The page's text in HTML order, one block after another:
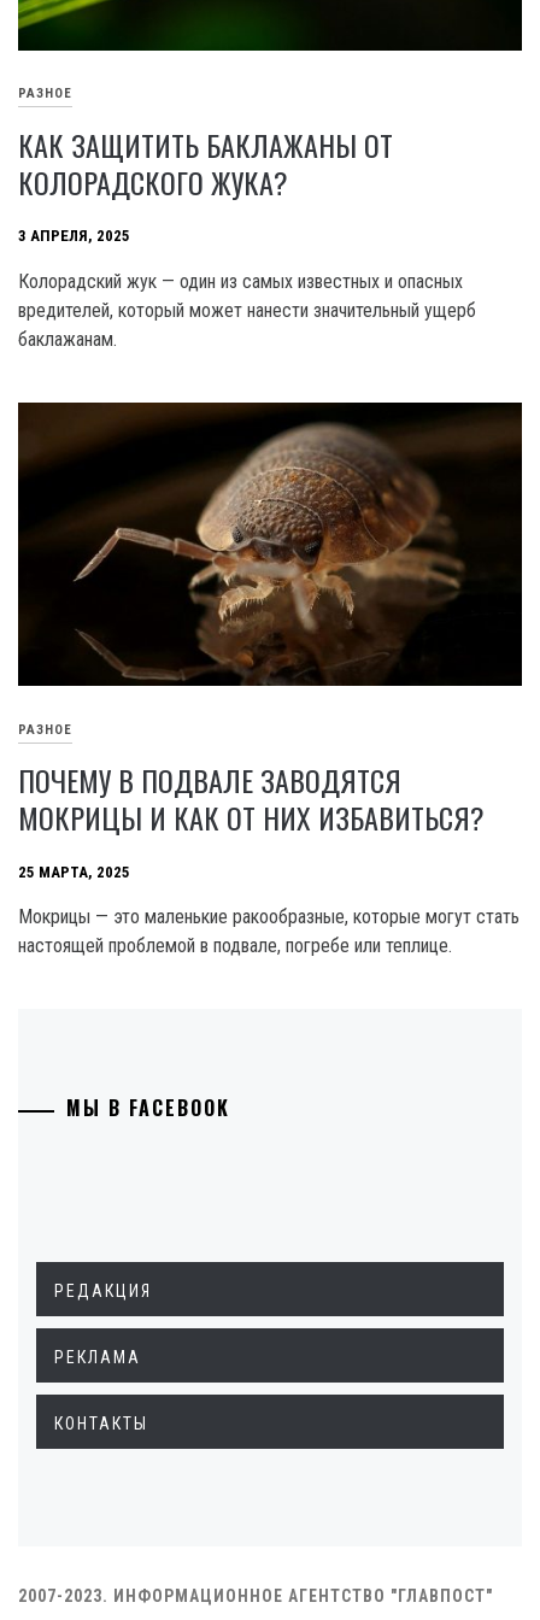
РАЗНОЕ
КАК ЗАЩИТИТЬ БАКЛАЖАНЫ ОТ
КОЛОРАДСКОГО ЖУКА?
3 АПРЕЛЯ, 2025
Колорадский жук — один из самых известных и опасных
вредителей, который может нанести значительный ущерб
баклажанам.
РАЗНОЕ
ПОЧЕМУ В ПОДВАЛЕ ЗАВОДЯТСЯ
МОКРИЦЫ И КАК ОТ НИХ ИЗБАВИТЬСЯ?
25 МАРТА, 2025
Мокрицы — это маленькие ракообразные, которые могут стать
настоящей проблемой в подвале, погребе или теплице.
МЫ В FACEBOOK
РЕДАКЦИЯ
РЕКЛАМА
КОНТАКТЫ
2007-2023. ИНФОРМАЦИОННОЕ АГЕНТСТВО "ГЛАВПОСТ"